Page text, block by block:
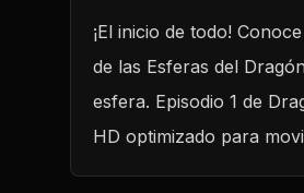
Dragon Ball Capitulo 1:
¡El inicio de todo!
de las Esferas del
esfera. Episodio 1 de
HD optimizado para